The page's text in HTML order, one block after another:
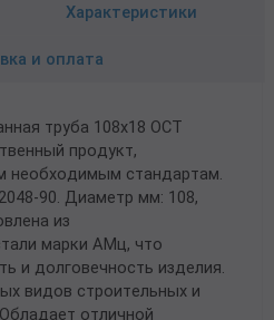
Характеристики
и оплата
труба 108х18 ОСТ
продукт,
необходимым стандартам.
90. Диаметр мм: 108,
из
марки АМц, что
и долговечность изделия.
видов строительных и
отличной